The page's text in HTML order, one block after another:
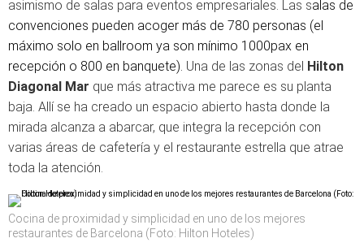
asimismo de salas para eventos empresariales. Las salas de
convenciones pueden acoger más de 780 personas (el
máximo solo en ballroom ya son mínimo 1000pax en
recepción o 800 en banquete). Una de las zonas del Hilton
Diagonal Mar que más atractiva me parece es su planta
baja. Allí se ha creado un espacio abierto hasta donde la
mirada alcanza a abarcar, que integra la recepción con
varias áreas de cafetería y el restaurante estrella que atrae
toda la atención.
Cocina de proximidad y simplicidad en uno de los mejores
restaurantes de Barcelona (Foto: Hilton Hoteles)